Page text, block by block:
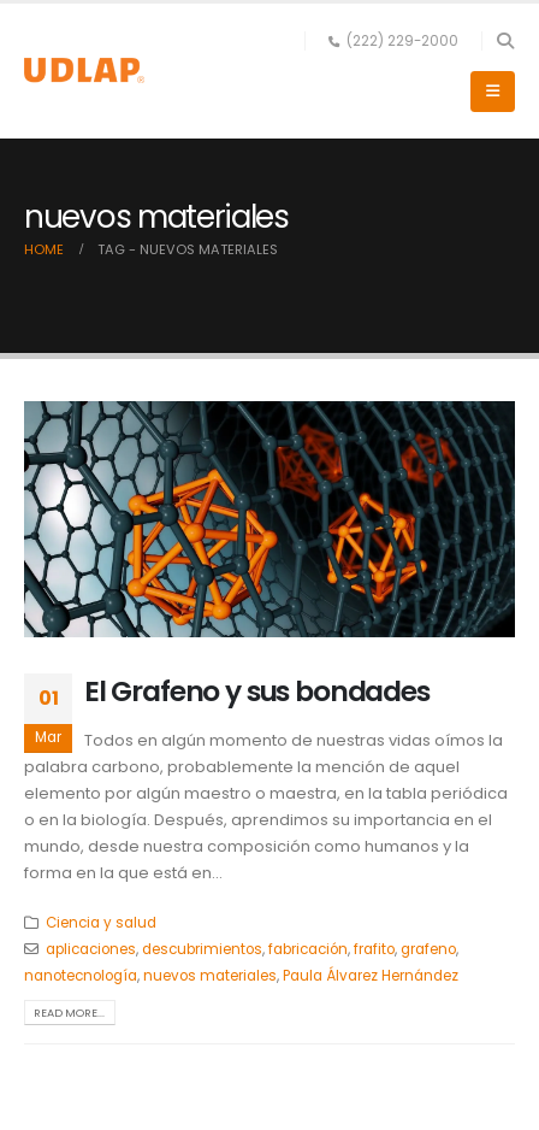
(222) 229-2000
nuevos materiales
HOME TAG - NUEVOS MATERIALES
01
Mar
El Grafeno y sus bondades
Todos en algún momento de nuestras vidas oímos la
palabra carbono, probablemente la mención de aquel
elemento por algún maestro o maestra, en la tabla periódica
o en la biología. Después, aprendimos su importancia en el
mundo, desde nuestra composición como humanos y la
forma en la que está en...
Ciencia y salud
aplicaciones,descubrimientos,fabricación,frafito,grafeno,
nanotecnología,nuevos materiales,Paula Álvarez Hernández
READ MORE...